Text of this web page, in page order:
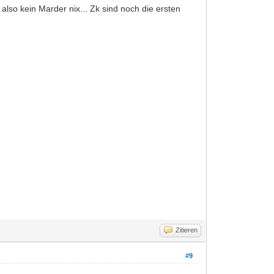
kein Marder nix... Zk sind noch die ersten
Zitieren
#9